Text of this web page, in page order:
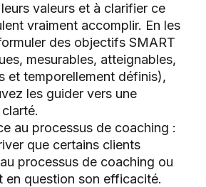
valeurs et à clarifier ce
vraiment accomplir. En les
des objectifs SMART
mesurables, atteignables,
et temporellement définis),
les guider vers une
au processus de coaching :
que certains clients
processus de coaching ou
en question son efficacité.